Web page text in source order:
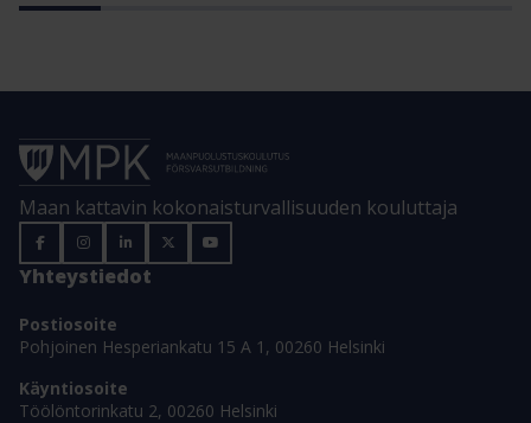
Maan kattavin kokonaisturvallisuuden kouluttaja
Yhteystiedot
Postiosoite
Pohjoinen Hesperiankatu 15 A 1, 00260 Helsinki
Käyntiosoite
Töölöntorinkatu 2, 00260 Helsinki